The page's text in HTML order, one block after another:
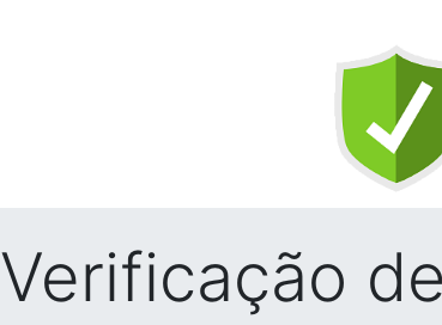
Verificação